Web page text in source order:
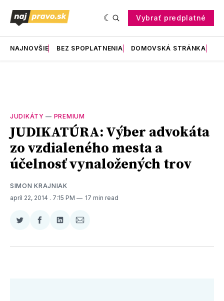
Vybrať predplatné
NAJNOVŠIE BEZ SPOPLATNENIA DOMOVSKÁ STRÁNKA
JUDIKÁTY — PREMIUM
JUDIKATÚRA: Výber advokáta
zo vzdialeného mesta a
účelnosť vynaložených trov
SIMON KRAJNIAK
apríl 22, 2014 . 7:15 PM 17 min read
Zdieľať
Twitter
Zdieľať
Facebooku
Zdieľať
LinkedIne
Zdieľať
E-